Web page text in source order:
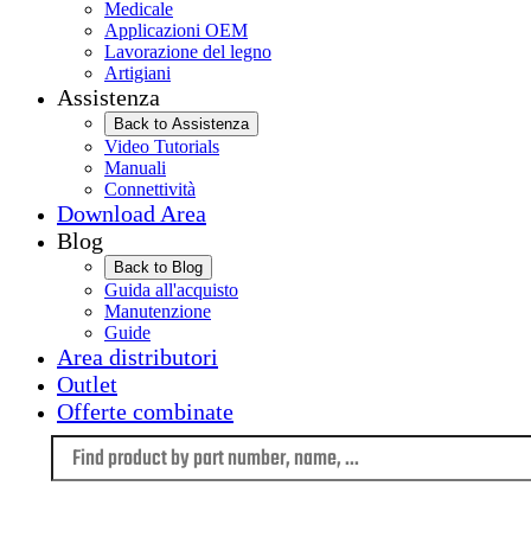
Medicale
Applicazioni OEM
Lavorazione del legno
Artigiani
Assistenza
Back to Assistenza
Video Tutorials
Manuali
Connettività
Download Area
Blog
Back to Blog
Guida all'acquisto
Manutenzione
Guide
Area distributori
Outlet
Offerte combinate